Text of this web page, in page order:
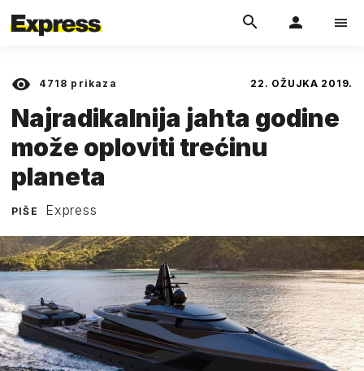
4718 prikaza 22. OŽUJKA 2019.
Najradikalnija jahta godine
može oploviti trećinu
planeta
PIŠE Express